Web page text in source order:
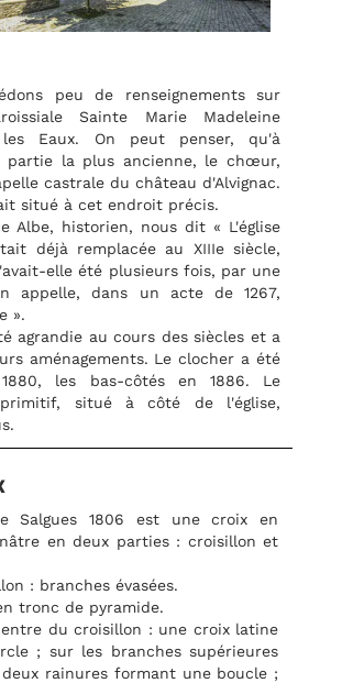
peu de renseignements sur
Sainte Marie Madeleine
les Eaux. On peut penser, qu'à
partie la plus ancienne, le chœur,
castrale du château d'Alvignac.
situé à cet endroit précis.
Albe, historien, nous dit « L'église
déjà remplacée au XIIIe siècle,
elle été plusieurs fois, par une
appelle, dans un acte de 1267,
».
agrandie au cours des siècles et a
aménagements. Le clocher a été
les bas-côtés en 1886. Le
situé à côté de l'église,
Salgues 1806 est une croix en
en deux parties : croisillon et
: branches évasées.
tronc de pyramide.
du croisillon : une croix latine
; sur les branches supérieures
rainures formant une boucle ;